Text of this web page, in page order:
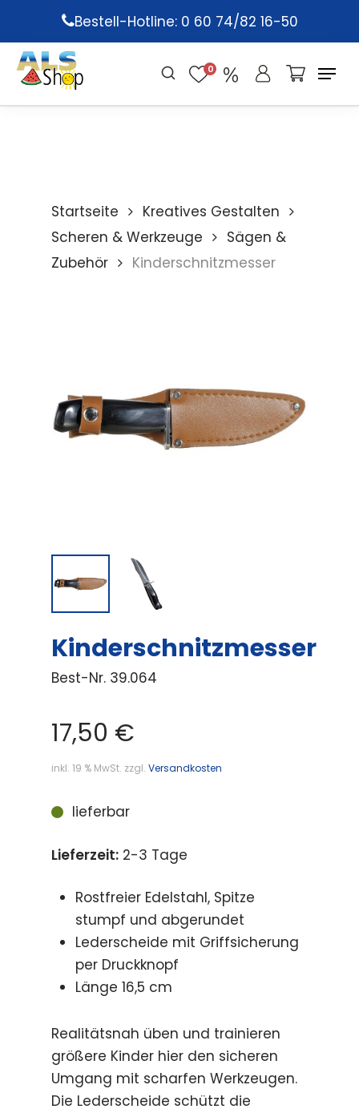
main
content
Bestell-Hotline: 0 60 74/82 16-50
0
Startseite
Kreatives Gestalten
Scheren & Werkzeuge
Sägen &
Zubehör
Kinderschnitzmesser
Kinderschnitzmesser
Best-Nr. 39.064
17,50 €
inkl. 19 % MwSt. zzgl. Versandkosten
lieferbar
Lieferzeit: 2-3 Tage
Rostfreier Edelstahl, Spitze
stumpf und abgerundet
Lederscheide mit Griffsicherung
per Druckknopf
Länge 16,5 cm
Realitätsnah üben und trainieren
größere Kinder hier den sicheren
Umgang mit scharfen Werkzeugen.
Die Lederscheide schützt die